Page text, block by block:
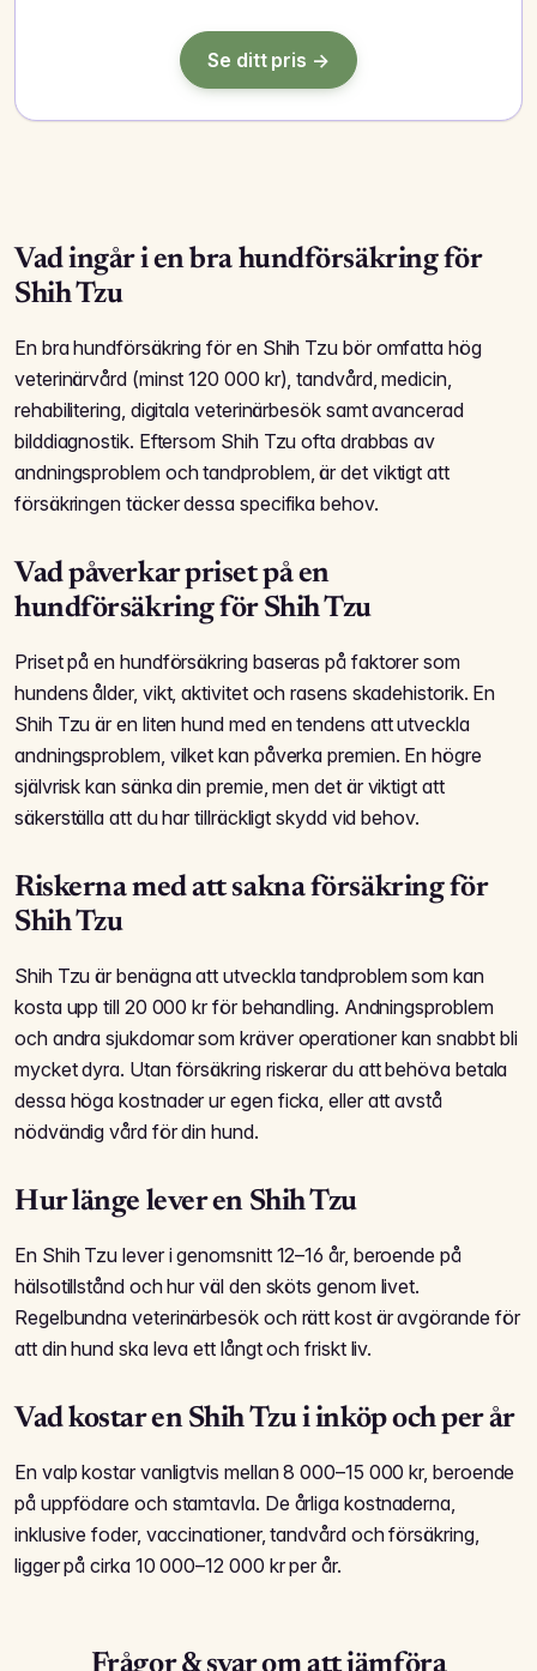
Se ditt pris →
Vad ingår i en bra hundförsäkring för
Shih Tzu
En bra hundförsäkring för en Shih Tzu bör omfatta hög
veterinärvård (minst 120 000 kr), tandvård, medicin,
rehabilitering, digitala veterinärbesök samt avancerad
bilddiagnostik. Eftersom Shih Tzu ofta drabbas av
andningsproblem och tandproblem, är det viktigt att
försäkringen täcker dessa specifika behov.
Vad påverkar priset på en
hundförsäkring för Shih Tzu
Priset på en hundförsäkring baseras på faktorer som
hundens ålder, vikt, aktivitet och rasens skadehistorik. En
Shih Tzu är en liten hund med en tendens att utveckla
andningsproblem, vilket kan påverka premien. En högre
självrisk kan sänka din premie, men det är viktigt att
säkerställa att du har tillräckligt skydd vid behov.
Riskerna med att sakna försäkring för
Shih Tzu
Shih Tzu är benägna att utveckla tandproblem som kan
kosta upp till 20 000 kr för behandling. Andningsproblem
och andra sjukdomar som kräver operationer kan snabbt bli
mycket dyra. Utan försäkring riskerar du att behöva betala
dessa höga kostnader ur egen ficka, eller att avstå
nödvändig vård för din hund.
Hur länge lever en Shih Tzu
En Shih Tzu lever i genomsnitt 12–16 år, beroende på
hälsotillstånd och hur väl den sköts genom livet.
Regelbundna veterinärbesök och rätt kost är avgörande för
att din hund ska leva ett långt och friskt liv.
Vad kostar en Shih Tzu i inköp och per år
En valp kostar vanligtvis mellan 8 000–15 000 kr, beroende
på uppfödare och stamtavla. De årliga kostnaderna,
inklusive foder, vaccinationer, tandvård och försäkring,
ligger på cirka 10 000–12 000 kr per år.